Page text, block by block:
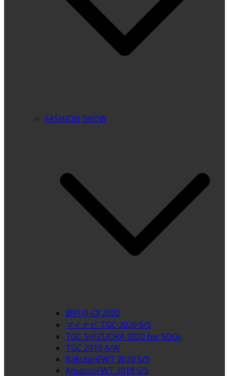
FASHION SHOW
超FUJI-Q! 2020
マイナビ TGC 2020 S/S
TGC SHIZUOKA 2020 for SDGs
TGC 2019 A/W
RakutenFWT 2020 S/S
AmazonFWT 2019 S/S